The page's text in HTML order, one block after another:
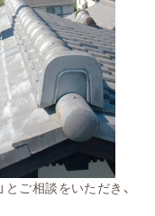
」とご相談をいただき、